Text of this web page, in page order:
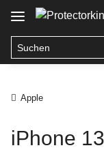
Apple
iPhone